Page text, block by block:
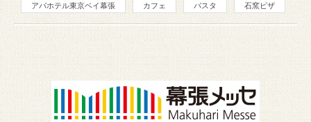
アパホテル東京ベイ幕張 カフェ パスタ 石窯ピザ